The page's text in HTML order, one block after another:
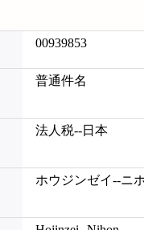
00939853
普通件名
法人税--日本
ホウジンゼイ--ニ